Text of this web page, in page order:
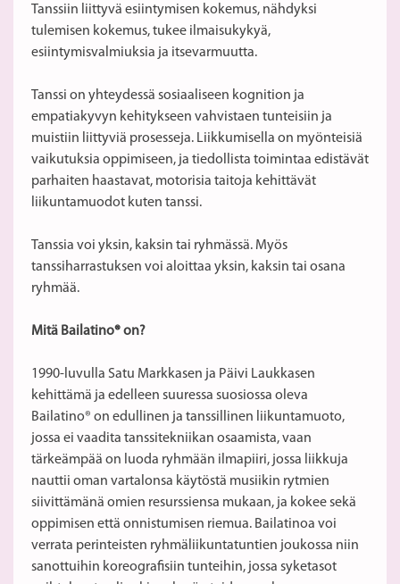
Tanssiin liittyvä esiintymisen kokemus, nähdyksi
tulemisen kokemus, tukee ilmaisukykyä,
esiintymisvalmiuksia ja itsevarmuutta.
Tanssi on yhteydessä sosiaaliseen kognition ja
empatiakyvyn kehitykseen vahvistaen tunteisiin ja
muistiin liittyviä prosesseja. Liikkumisella on myönteisiä
vaikutuksia oppimiseen, ja tiedollista toimintaa edistävät
parhaiten haastavat, motorisia taitoja kehittävät
liikuntamuodot kuten tanssi.
Tanssia voi yksin, kaksin tai ryhmässä. Myös
tanssiharrastuksen voi aloittaa yksin, kaksin tai osana
ryhmää.
Mitä Bailatino® on?
1990-luvulla Satu Markkasen ja Päivi Laukkasen
kehittämä ja edelleen suuressa suosiossa oleva
Bailatino® on edullinen ja tanssillinen liikuntamuoto,
jossa ei vaadita tanssitekniikan osaamista, vaan
tärkeämpää on luoda ryhmään ilmapiiri, jossa liikkuja
nauttii oman vartalonsa käytöstä musiikin rytmien
siivittämänä omien resurssiensa mukaan, ja kokee sekä
oppimisen että onnistumisen riemua. Bailatinoa voi
verrata perinteisten ryhmäliikuntatuntien joukossa niin
sanottuihin koreografisiin tunteihin, jossa syketasot